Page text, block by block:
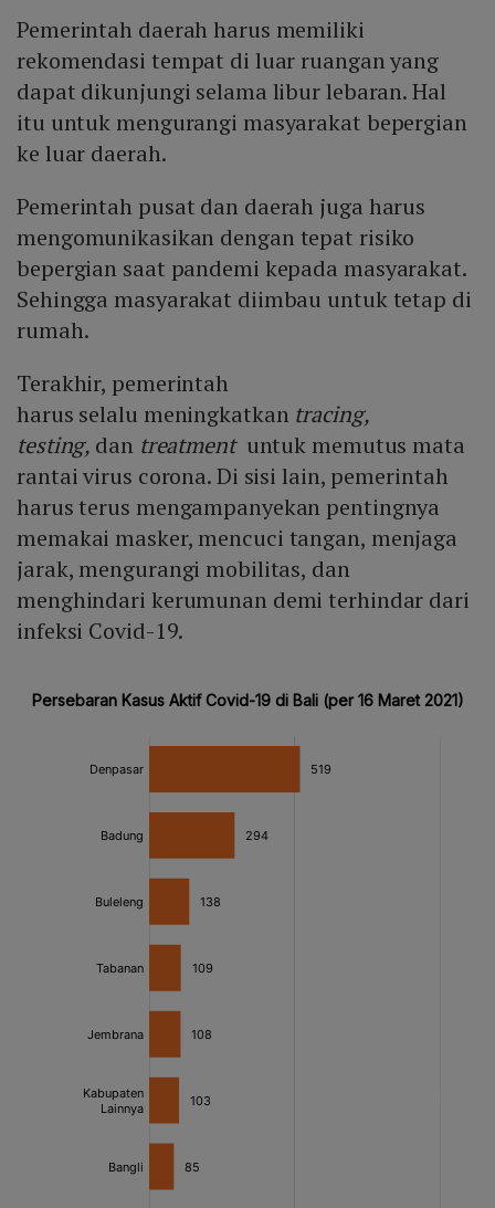
Pemerintah daerah harus memiliki
rekomendasi tempat di luar ruangan yang
dapat dikunjungi selama libur lebaran. Hal
itu untuk mengurangi masyarakat bepergian
ke luar daerah.
Pemerintah pusat dan daerah juga harus
mengomunikasikan dengan tepat risiko
bepergian saat pandemi kepada masyarakat.
Sehingga masyarakat diimbau untuk tetap di
rumah.
Terakhir, pemerintah
harus selalu meningkatkan tracing,
testing, dan treatment untuk memutus mata
rantai virus corona. Di sisi lain, pemerintah
harus terus mengampanyekan pentingnya
memakai masker, mencuci tangan, menjaga
jarak, mengurangi mobilitas, dan
menghindari kerumunan demi terhindar dari
infeksi Covid-19.